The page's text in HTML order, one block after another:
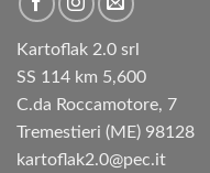
Kartoflak 2.0 srl
SS 114 km 5,600
C.da Roccamotore, 7
Tremestieri (ME) 98128
kartoflak2.0@pec.it